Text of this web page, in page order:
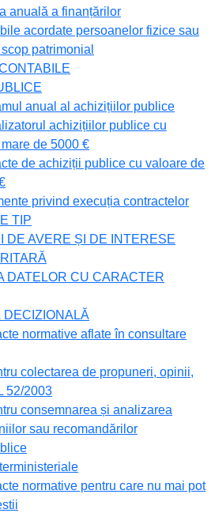
anuală a finanțărilor
acordate persoanelor fizice sau
patrimonial
anual al achizițiilor publice
achizițiilor publice cu
de 5000 €
de achiziții publice cu valoare de
privind execuția contractelor
TIP
DE AVERE ȘI DE INTERESE
DATELOR CU CARACTER
normative aflate în consultare
colectarea de propuneri, opinii,
52/2003
consemnarea și analizarea
sau recomandărilor
normative pentru care nu mai pot